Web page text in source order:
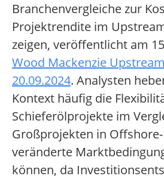
Branchenvergleiche zur
Projektrendite im
zeigen, veröffentlicht am
Wood Mackenzie
20.09.2024. Analysten
Kontext häufig die
Schieferölprojekte im
Großprojekten in
veränderte
können, da